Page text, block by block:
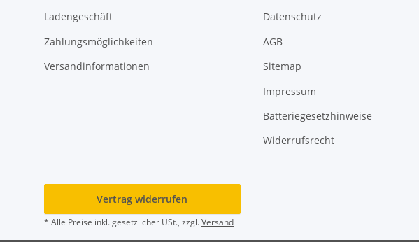
Ladengeschäft
Zahlungsmöglichkeiten
Versandinformationen
Datenschutz
AGB
Sitemap
Impressum
Batteriegesetzhinweise
Widerrufsrecht
Vertrag widerrufen
* Alle Preise inkl. gesetzlicher USt., zzgl.Versand